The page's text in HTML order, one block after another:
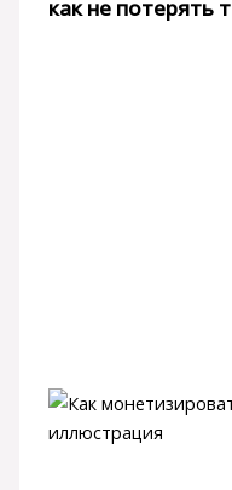
как не потерять